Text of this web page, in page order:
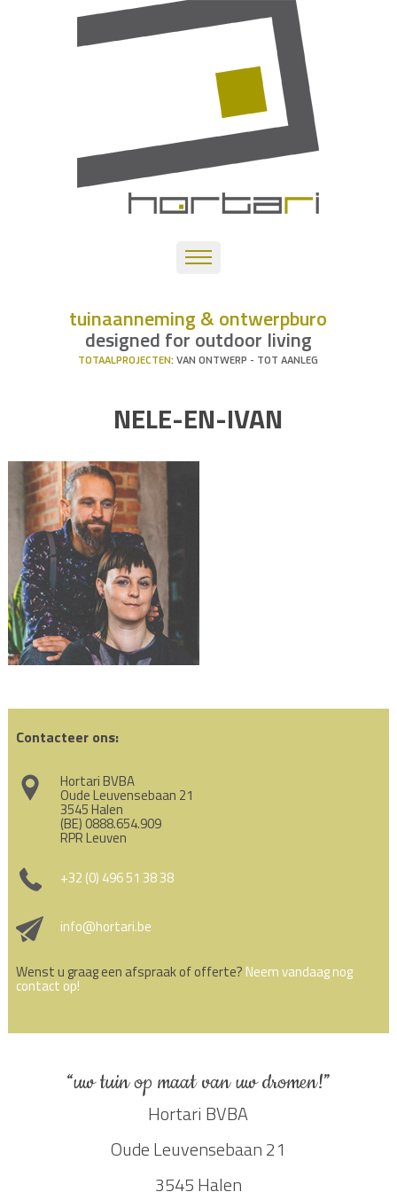
tuinaanneming & ontwerpburo
designed for outdoor living
TOTAALPROJECTEN: VAN ONTWERP - TOT AANLEG
NELE-EN-IVAN
Contacteer ons:
Hortari BVBA
Oude Leuvensebaan 21
3545 Halen
(BE) 0888.654.909
RPR Leuven
+32 (0) 496 51 38 38
info@hortari.be
Wenst u graag een afspraak of offerte? Neem vandaag nog
contact op!
“uw tuin op maat van uw dromen!”
Hortari BVBA
Oude Leuvensebaan 21
3545 Halen